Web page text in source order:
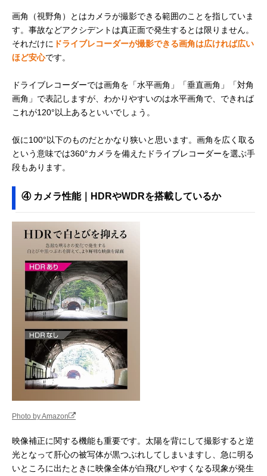
画角（視野角）とはカメラが撮影できる範囲のことを指していま
す。事故などアクシデントは真正面で発生するとは限りません。
それだけに ドライブレコーダーが撮影できる画角は広ければ広い
ほど安心です。
ドライブレコーダーでは画角を「水平画角」「垂直画角」「対角
画角」で表記しますが、わかりやすいのは水平画角で、できれば
これが120°以上あるといいでしょう。
仮に100°以下のものだとかなり狭いと思います。画角を広く取る
という意味では360°カメラを備えたドライブレコーダーを選ぶ手
段もあります。
④ カメラ性能｜HDRやWDRを搭載しているか
Photo by Amazon
映像補正に関する機能も重要です。太陽を背にして撮影すると逆
光となって肝心の被写体が黒つぶれしてしまいますし、急に明る
いところに出たときに映像全体が白飛びしやすくなる現象が発生